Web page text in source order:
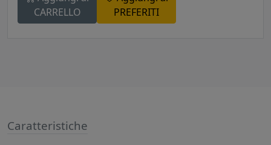
CARRELLO
PREFERITI
Caratteristiche